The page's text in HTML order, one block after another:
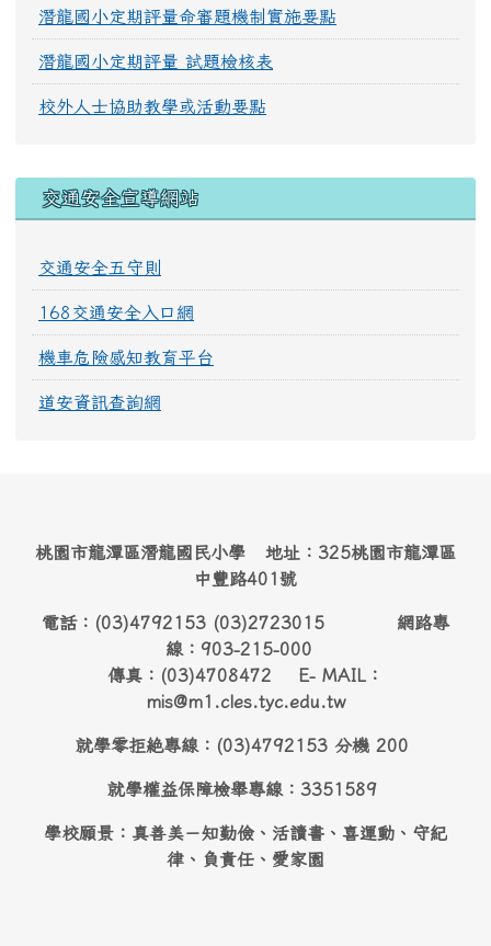
潛龍國小定期評量命審題機制實施要點
潛龍國小定期評量 試題檢核表
校外人士協助教學或活動要點
交通安全宣導網站
交通安全五守則
168交通安全入口網
機車危險感知教育平台
道安資訊查詢網
桃園市龍潭區潛龍國民小學 地址：325桃園市龍潭區
中豐路401號
電話：(03)4792153 (03)2723015 網路專
線：903-215-000
傳真：(03)4708472 E- MAIL：
mis@m1.cles.tyc.edu.tw
就學零拒絶專線：(03)4792153 分機 200
就學權益保障檢舉專線：3351589
學校願景：真善美－知勤儉、活讀書、喜運動、守紀
律、負責任、愛家園